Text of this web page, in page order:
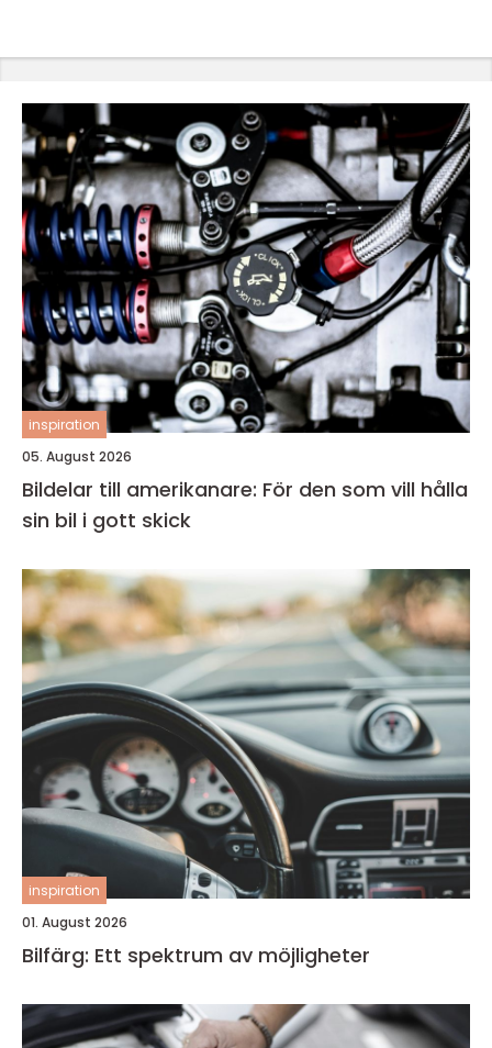
inspiration
05. August 2026
Bildelar till amerikanare: För den som vill hålla
sin bil i gott skick
inspiration
01. August 2026
Bilfärg: Ett spektrum av möjligheter